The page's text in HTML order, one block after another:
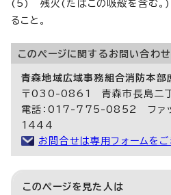
(5) 残火(たばこの吸殻を含む。
ること。
このページに関する お問い合わせ
青森地域広域事務組合消防本部
〒030-0861 青森市長島二
電話：017-775-0852 ファ
1444
お問合せは専用フォームをご
このページを見た人は